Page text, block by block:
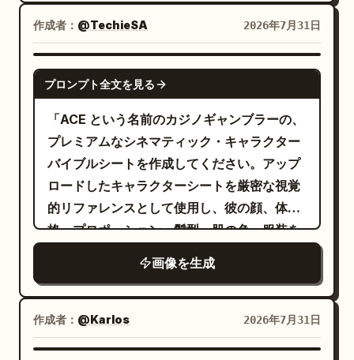
ユニットは「UNIT 03 SHADOW」とラベル
付けされた、白・黒・青の洗練された翼を持
つステルス戦闘ドローンメカで、8 つの鋭い
放射状の翼／フィンアセンブリと尖った機首
「UNIT 02 BULLDOG」とラベル付けされ
た、黒・グレー・白の重厚な戦車型装甲メカ
で、キャタピラ、かさばる長方形の肩部兵
装、外側に突き出した大きな関節式メカアー
ム、中央の砲身を備えています。3）下部の
された、赤・白・黒・ガンメタルの最大のジ
ェットメカで、2 つの円筒形エンジンポッ
ド、角張った赤い翼装甲、長いダークコック
ピットの機首、青いスラスターの輝きを備え
ています。下部のユニットを前景に大きく配
作成者： @TechieSA 2026年7月31日
GPT IMAGE 2
プロンプト全文を見る
「ACE という名前のカジノギャンブラーの、
プレミアムなシネマティック・キャラクター
バイブルシートを作成してください。アップ
ロードしたキャラクターシートを厳密な視覚
的リファレンスとして使用し、彼の顔、体
格、プロポーション、髪型、肌の色、服装を
ないでください。 左側：
画像を生成
作成者： @Karlos 2026年7月31日